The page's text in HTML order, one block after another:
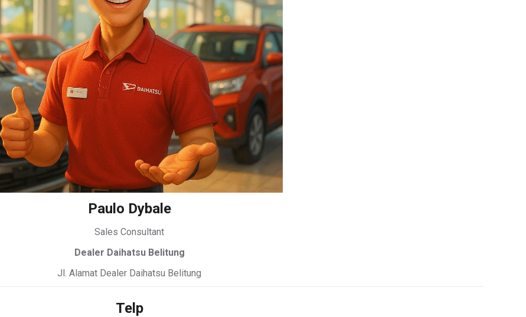
Paulo Dybale
Sales Consultant
Dealer Daihatsu Belitung
Jl. Alamat Dealer Daihatsu Belitung
Telp